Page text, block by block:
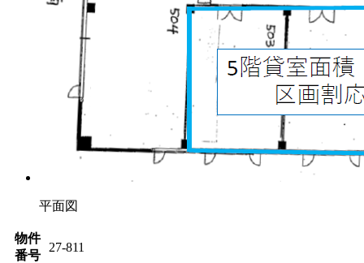
平面図
物件
番号
27-811